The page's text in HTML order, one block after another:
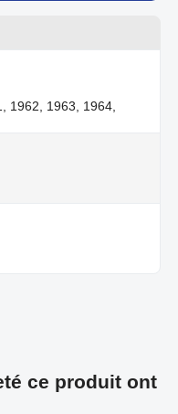
1962, 1963, 1964,
ce produit ont